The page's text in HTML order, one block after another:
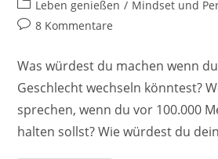
Beitrags-
Kategorie:
Leben genießen / Mindset und
Beitrags-
8 Kommentare
Was würdest du machen wenn
Geschlecht wechseln könntest?
sprechen, wenn du vor 100.000
halten sollst? Wie würdest du